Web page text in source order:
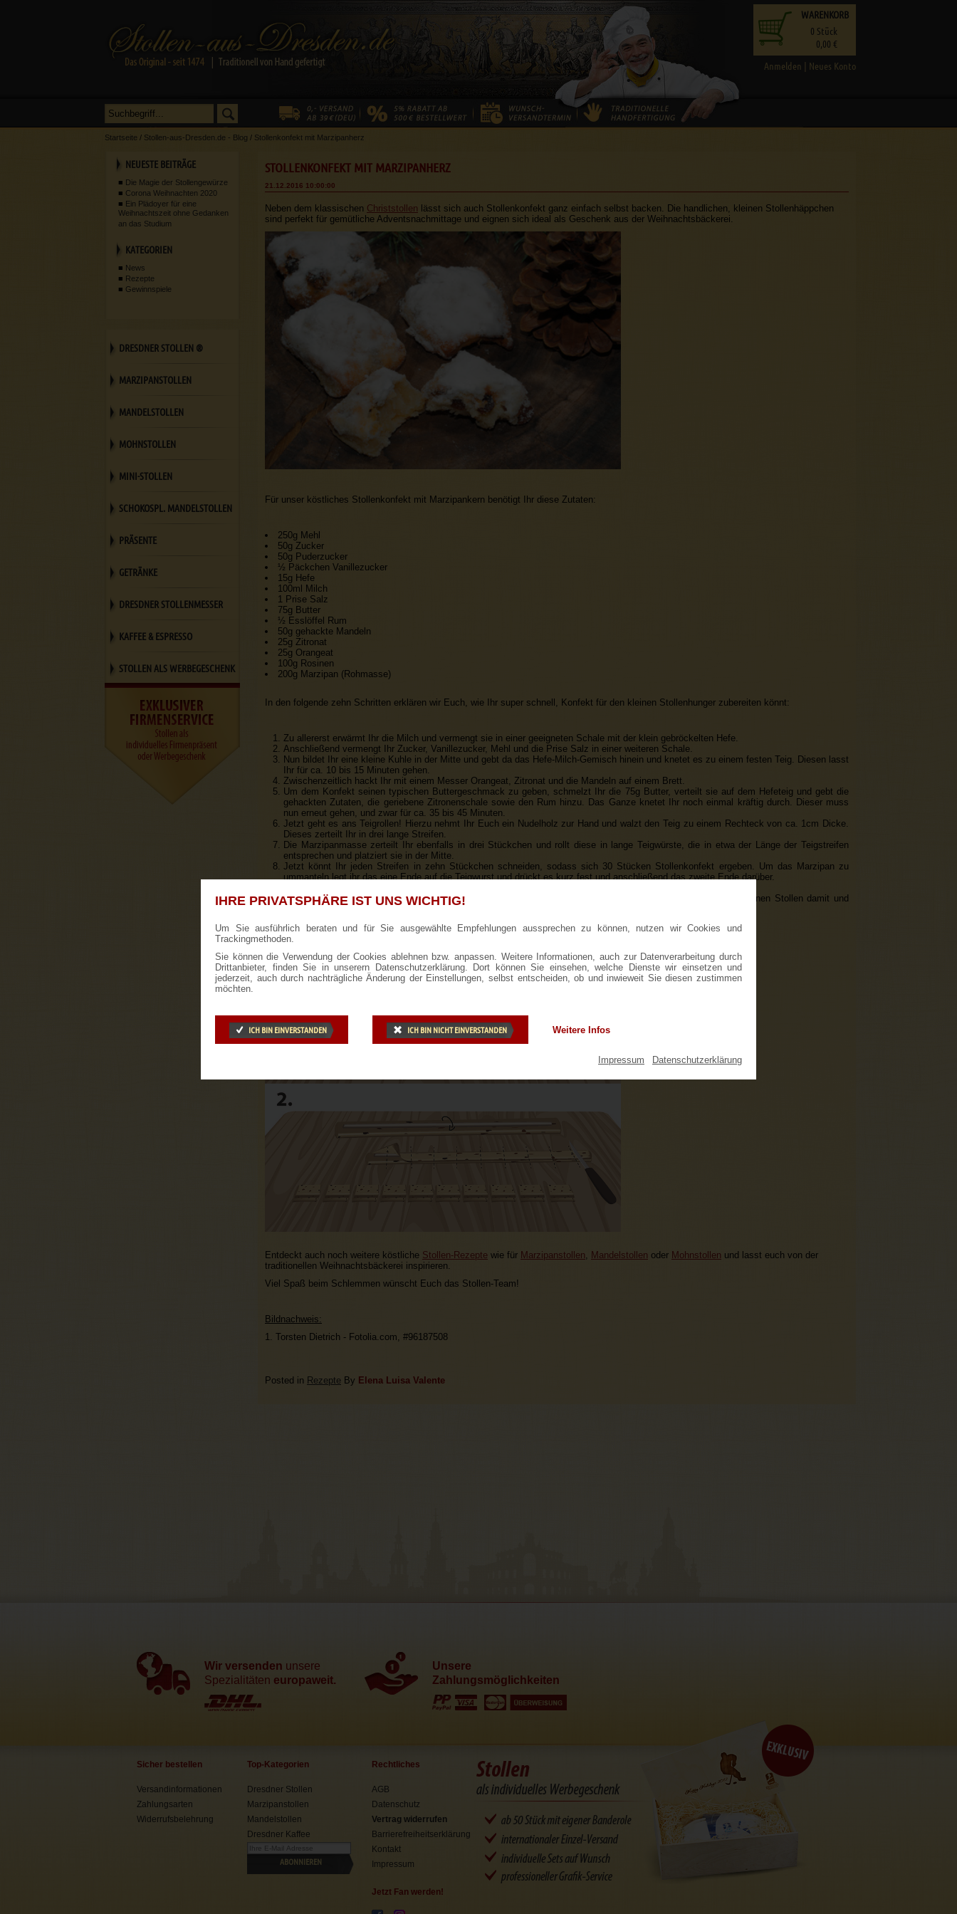
IHRE PRIVATSPHÄRE IST UNS WICHTIG!
Um Sie ausführlich beraten und für Sie ausgewählte Empfehlungen aussprechen zu können, nutzen wir Cookies und
Trackingmethoden.
Sie können die Verwendung der Cookies ablehnen bzw. anpassen. Weitere Informationen, auch zur Datenverarbeitung durch
Drittanbieter, finden Sie in unserern Datenschutzerklärung. Dort können Sie einsehen, welche Dienste wir einsetzen und
jederzeit, auch durch nachträgliche Änderung der Einstellungen, selbst entscheiden, ob und inwieweit Sie diesen zustimmen
möchten.
ICH BIN EINVERSTANDEN ICH BIN NICHT EINVERSTANDEN Weitere Infos
Impressum Datenschutzerklärung
Anmelden | Neues Konto
WARENKORB
0 Stück
0,00 €
Startseite / Stollen-aus-Dresden.de - Blog / Stollenkonfekt mit Marzipanherz
STOLLENKONFEKT MIT MARZIPANHERZ
21.12.2016 10:00:00
Neben dem klassischen Christstollen lässt sich auch Stollenkonfekt ganz einfach selbst backen. Die handlichen, kleinen Stollenhäppchen
sind perfekt für gemütliche Adventsnachmittage und eignen sich ideal als Geschenk aus der Weihnachtsbäckerei.
Für unser köstliches Stollenkonfekt mit Marzipankern benötigt Ihr diese Zutaten:
250g Mehl
50g Zucker
50g Puderzucker
½ Päckchen Vanillezucker
15g Hefe
100ml Milch
1 Prise Salz
75g Butter
½ Esslöffel Rum
50g gehackte Mandeln
25g Zitronat
25g Orangeat
100g Rosinen
200g Marzipan (Rohmasse)
In den folgende zehn Schritten erklären wir Euch, wie Ihr super schnell, Konfekt für den kleinen Stollenhunger zubereiten könnt:
Zu allererst erwärmt Ihr die Milch und vermengt sie in einer geeigneten Schale mit der klein gebröckelten Hefe.
Anschließend vermengt Ihr Zucker, Vanillezucker, Mehl und die Prise Salz in einer weiteren Schale.
Nun bildet Ihr eine kleine Kuhle in der Mitte und gebt da das Hefe-Milch-Gemisch hinein und knetet es zu einem festen Teig. Diesen lasst
Ihr für ca. 10 bis 15 Minuten gehen.
Zwischenzeitlich hackt Ihr mit einem Messer Orangeat, Zitronat und die Mandeln auf einem Brett.
Um dem Konfekt seinen typischen Buttergeschmack zu geben, schmelzt Ihr die 75g Butter, verteilt sie auf dem Hefeteig und gebt die
gehackten Zutaten, die geriebene Zitronenschale sowie den Rum hinzu. Das Ganze knetet Ihr noch einmal kräftig durch. Dieser muss
nun erneut gehen, und zwar für ca. 35 bis 45 Minuten.
Jetzt geht es ans Teigrollen! Hierzu nehmt Ihr Euch ein Nudelholz zur Hand und walzt den Teig zu einem Rechteck von ca. 1cm Dicke.
Dieses zerteilt Ihr in drei lange Streifen.
Die Marzipanmasse zerteilt Ihr ebenfalls in drei Stückchen und rollt diese in lange Teigwürste, die in etwa der Länge der Teigstreifen
entsprechen und platziert sie in der Mitte.
Jetzt könnt Ihr jeden Streifen in zehn Stückchen schneiden, sodass sich 30 Stücken Stollenkonfekt ergeben. Um das Marzipan zu
ummanteln legt ihr das eine Ende auf die Teigwurst und drückt es kurz fest und anschließend das zweite Ende darüber.
Zu guter Letzt schmelzt Ihr noch etwas Butter (ca. 10g) bei schwacher Hitze in einem Topf, bestreicht die kleinen Stollen damit und
bestreut sie mit jeder Menge Puderzucker.
Entdeckt auch noch weitere köstliche Stollen-Rezepte wie für Marzipanstollen, Mandelstollen oder Mohnstollen und lasst euch von der
traditionellen Weihnachtsbäckerei inspirieren.
Viel Spaß beim Schlemmen wünscht Euch das Stollen-Team!
Bildnachweis:
1. Torsten Dietrich - Fotolia.com, #96187508
Posted in Rezepte By Elena Luisa Valente
NEUESTE BEITRÄGE
Die Magie der Stollengewürze
Corona Weihnachten 2020
Ein Plädoyer für eine
Weihnachtszeit ohne Gedanken
an das Studium
KATEGORIEN
News
Rezepte
Gewinnspiele
DRESDNER STOLLEN ®
MARZIPANSTOLLEN
MANDELSTOLLEN
MOHNSTOLLEN
MINI-STOLLEN
SCHOKOSPL. MANDELSTOLLEN
PRÄSENTE
GETRÄNKE
DRESDNER STOLLENMESSER
KAFFEE & ESPRESSO
STOLLEN ALS WERBEGESCHENK
Wir versenden unsere
Spezialitäten europaweit.
Unsere
Zahlungsmöglichkeiten
Sicher bestellen
Versandinformationen
Zahlungsarten
Widerrufsbelehrung
Top-Kategorien
Dresdner Stollen
Marzipanstollen
Mandelstollen
Dresdner Kaffee
ABONNIEREN
Rechtliches
AGB
Datenschutz
Vertrag widerrufen
Barrierefreiheitserklärung
Kontakt
Impressum
Jetzt Fan werden!